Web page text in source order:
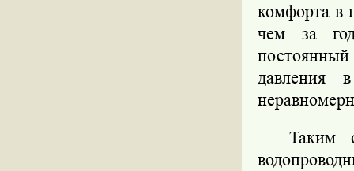
комфорта в
чем за
давления
Таким